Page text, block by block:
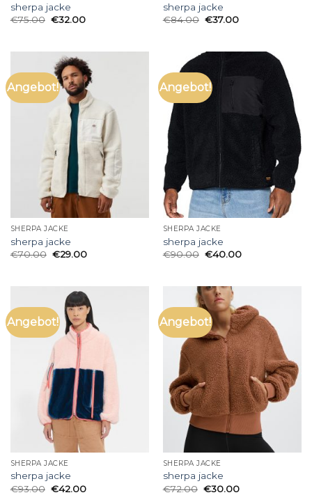
sherpa jacke
€75.00 €32.00
sherpa jacke
€84.00 €37.00
Angebot!
SHERPA JACKE
sherpa jacke
€70.00 €29.00
Angebot!
SHERPA JACKE
sherpa jacke
€90.00 €40.00
Angebot!
SHERPA JACKE
sherpa jacke
€93.00 €42.00
Angebot!
SHERPA JACKE
sherpa jacke
€72.00 €30.00